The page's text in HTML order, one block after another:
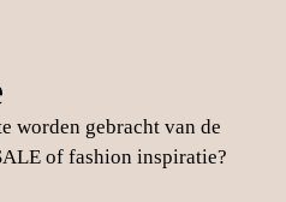
worden gebracht van de
of fashion inspiratie?